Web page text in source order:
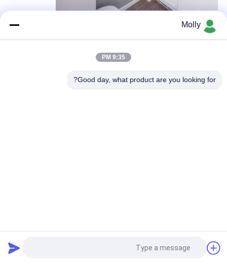
درخواست نقل قول
Molly
9:35 PM
Good day, what product are you looking for?